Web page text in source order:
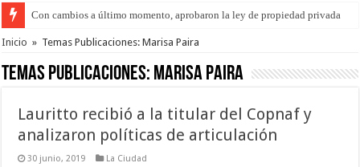
Con cambios a último momento, aprobaron la ley de propiedad privada
Adopción en Entre Ríos: el 35% de los 90 niños, niñas y adolescentes que
Inicio » Temas Publicaciones: Marisa Paira
Temas Publicaciones: Marisa Paira
Lauritto recibió a la titular del Copnaf y
analizaron políticas de articulación
30 junio, 2019 La Ciudad